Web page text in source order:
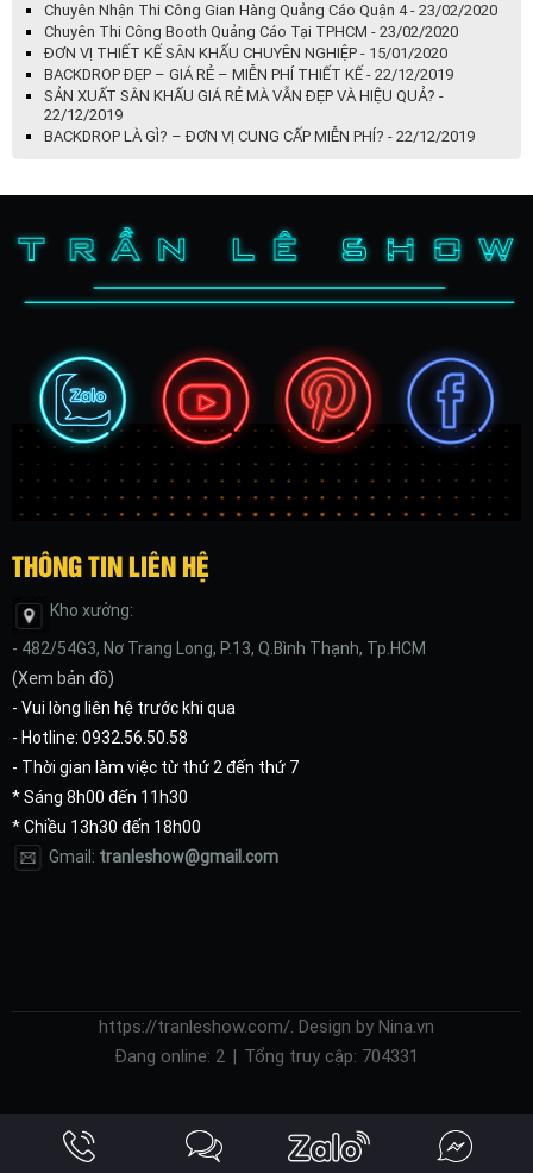
Chuyên Nhận Thi Công Gian Hàng Quảng Cáo Quận 4 - 23/02/2020
Chuyên Thi Công Booth Quảng Cáo Tại TPHCM - 23/02/2020
ĐƠN VỊ THIẾT KẾ SÂN KHẤU CHUYÊN NGHIỆP - 15/01/2020
BACKDROP ĐẸP – GIÁ RẺ – MIỄN PHÍ THIẾT KẾ - 22/12/2019
SẢN XUẤT SÂN KHẤU GIÁ RẺ MÀ VẪN ĐẸP VÀ HIỆU QUẢ? -
22/12/2019
BACKDROP LÀ GÌ? – ĐƠN VỊ CUNG CẤP MIỄN PHÍ? - 22/12/2019
THÔNG TIN LIÊN HỆ
Kho xưởng:
- 482/54G3, Nơ Trang Long, P.13, Q.Bình Thạnh, Tp.HCM
(Xem bản đồ)
- Vui lòng liên hệ trước khi qua
- Hotline: 0932.56.50.58
- Thời gian làm việc từ thứ 2 đến thứ 7
* Sáng 8h00 đến 11h30
* Chiều 13h30 đến 18h00
Gmail: tranleshow@gmail.com
https://tranleshow.com/. Design by Nina.vn
Đang online: 2 | Tổng truy cập: 704331
https://tranleshow.dichvu.so/home